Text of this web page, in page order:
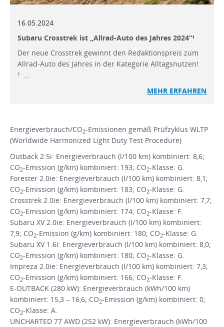
16.05.2024
Subaru Crosstrek ist „Allrad-Auto des Jahres 2024“¹
Der neue Crosstrek gewinnt den Redaktionspreis zum
Allrad-Auto des Jahres in der Kategorie Alltagsnutzen!
¹ …
MEHR ERFAHREN
Energieverbrauch/CO2-Emissionen gemäß Prüfzyklus WLTP
(Worldwide Harmonized Light Duty Test Procedure)
Outback 2.5i: Energieverbrauch (l/100 km) kombiniert: 8,6;
CO2-Emission (g/km) kombiniert: 193; CO2-Klasse: G.
Forester 2.0ie: Energieverbrauch (l/100 km) kombiniert: 8,1;
CO2-Emission (g/km) kombiniert: 183; CO2-Klasse: G.
Crosstrek 2.0ie: Energieverbrauch (l/100 km) kombiniert: 7,7;
CO2-Emission (g/km) kombiniert: 174; CO2-Klasse: F.
Subaru XV 2.0ie: Energieverbrauch (l/100 km) kombiniert:
7,9; CO2-Emission (g/km) kombiniert: 180; CO2-Klasse: G.
Subaru XV 1.6i: Energieverbrauch (l/100 km) kombiniert: 8,0;
CO2-Emission (g/km) kombiniert: 180; CO2-Klasse: G.
Impreza 2.0ie: Energieverbrauch (l/100 km) kombiniert: 7,3;
CO2-Emission (g/km) kombiniert: 166; CO2-Klasse: F.
E-OUTBACK (280 kW): Energieverbrauch (kWh/100 km)
kombiniert: 15,3 – 16,6; CO2-Emission (g/km) kombiniert: 0;
CO2-Klasse: A.
UNCHARTED 77 AWD (252 kW): Energieverbrauch (kWh/100